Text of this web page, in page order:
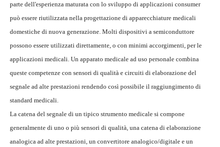
parte dell'esperienza maturata con lo sviluppo di applicazioni consumer
può essere riutilizzata nella progettazione di apparecchiature medicali
domestiche di nuova generazione. Molti dispositivi a semiconduttore
possono essere utilizzati direttamente, o con minimi accorgimenti, per le
applicazioni medicali. Un apparato medicale ad uso personale combina
queste competenze con sensori di qualità e circuiti di elaborazione del
segnale ad alte prestazioni rendendo così possibile il raggiungimento di
standard medicali.
La catena del segnale di un tipico strumento medicale si compone
generalmente di uno o più sensori di qualità, una catena di elaborazione
analogica ad alte prestazioni, un convertitore analogico/digitale e un